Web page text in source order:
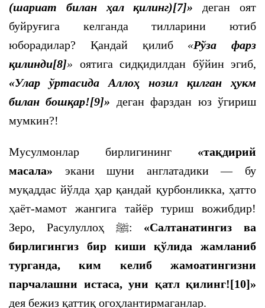
(шариат билан ҳал қилинг)[7]» деган оят
буйруғига келганда тилларини ютиб
юборадилар? Қандай қилиб «Рўза фарз
қилинди[8]» оятига сидқидилдан бўйин эгиб,
«Улар ўртасида Аллоҳ нозил қилган ҳукм
билан бошқар![9]» деган фарздан юз ўгириш
мумкин?!
Мусулмонлар бирлигининг «тақдирий
масала» экани шуни англатадики — бу
муқаддас йўлда ҳар қандай қурбонликка, ҳатто
ҳаёт-мамот жангига тайёр туриш вожибдир!
Зеро, Расулуллоҳ ﷺ: «Салтанатингиз ва
бирлигингиз бир киши қўлида жамланиб
турганда, ким келиб жамоатингизни
парчалашни истаса, уни қатл қилинг![10]»
дея бежиз қаттиқ огоҳлантирмаганлар.